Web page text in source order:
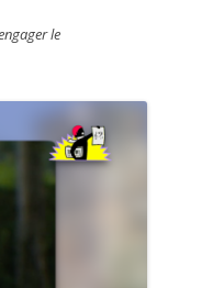
le